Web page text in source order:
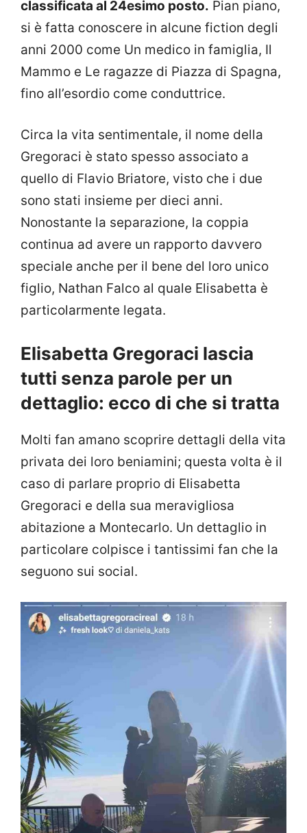
classificata al 24esimo posto. Pian piano,
si è fatta conoscere in alcune fiction degli
anni 2000 come Un medico in famiglia, Il
Mammo e Le ragazze di Piazza di Spagna,
fino all’esordio come conduttrice.
Circa la vita sentimentale, il nome della
Gregoraci è stato spesso associato a
quello di Flavio Briatore, visto che i due
sono stati insieme per dieci anni.
Nonostante la separazione, la coppia
continua ad avere un rapporto davvero
speciale anche per il bene del loro unico
figlio, Nathan Falco al quale Elisabetta è
particolarmente legata.
Elisabetta Gregoraci lascia
tutti senza parole per un
dettaglio: ecco di che si tratta
Molti fan amano scoprire dettagli della vita
privata dei loro beniamini; questa volta è il
caso di parlare proprio di Elisabetta
Gregoraci e della sua meravigliosa
abitazione a Montecarlo. Un dettaglio in
particolare colpisce i tantissimi fan che la
seguono sui social.